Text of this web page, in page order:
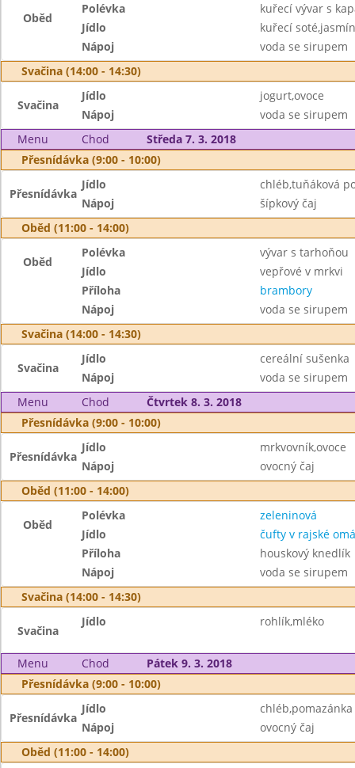
Oběd
Polévka
kuřecí vývar s
Jídlo
kuřecí
Nápoj
voda se sirupem
Svačina (14:00 - 14:30)
Svačina
Jídlo
jogurt,ovoce
Nápoj
voda se sirupem
Menu
Chod
Středa 7. 3. 2018
Přesnídávka (9:00 - 10:00)
Přesnídávka
Jídlo
chléb,tuňáková
Nápoj
šípkový čaj
Oběd (11:00 - 14:00)
Oběd
Polévka
vývar s tarhoňou
Jídlo
vepřové v mrkvi
Příloha
brambory
Nápoj
voda se sirupem
Svačina (14:00 - 14:30)
Svačina
Jídlo
cereální sušenka
Nápoj
voda se sirupem
Menu
Chod
Čtvrtek 8. 3. 2018
Přesnídávka (9:00 - 10:00)
Přesnídávka
Jídlo
mrkvovník,ovoce
Nápoj
ovocný čaj
Oběd (11:00 - 14:00)
Oběd
Polévka
zeleninová
Jídlo
čufty v rajské
Příloha
houskový knedlík
Nápoj
voda se sirupem
Svačina (14:00 - 14:30)
Svačina
Jídlo rohlík,mléko
Menu Chod
Pátek 9. 3. 2018
Přesnídávka (9:00 - 10:00)
Přesnídávka
Jídlo
Nápoj
ovocný čaj
Oběd (11:00 - 14:00)